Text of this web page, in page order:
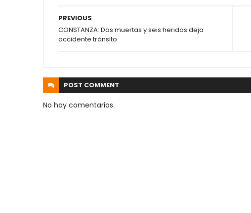
PREVIOUS
CONSTANZA: Dos muertas y seis heridos deja
accidente tránsito
POST COMMENT
No hay comentarios.